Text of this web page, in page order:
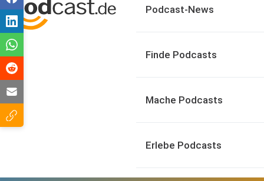
Podcast-News
Finde Podcasts
Mache Podcasts
Erlebe Podcasts